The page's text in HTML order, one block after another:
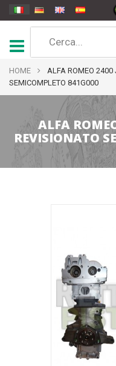
HOME
ALFA ROMEO 2400
SEMICOMPLETO 841G000
ALFA
REVISIONATO